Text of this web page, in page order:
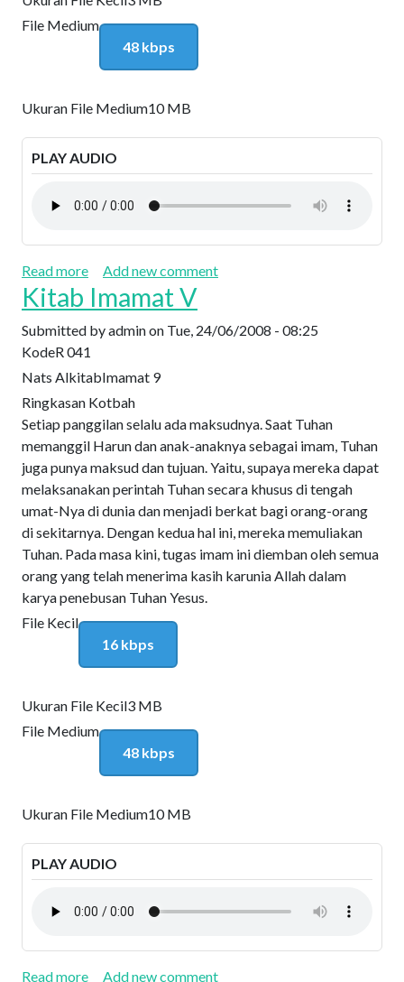
File Medium
48 kbps
Ukuran File Medium10 MB
PLAY AUDIO
Read moreabout Kitab Imamat VI: Kamu Harus Hidup Tidak
Add new comment
Kitab Imamat V
Submitted byadminon Tue, 24/06/2008 - 08:25
KodeR 041
Nats AlkitabImamat 9
Ringkasan Kotbah
Setiap panggilan selalu ada maksudnya. Saat Tuhan
memanggil Harun dan anak-anaknya sebagai imam, Tuhan
juga punya maksud dan tujuan. Yaitu, supaya mereka dapat
melaksanakan perintah Tuhan secara khusus di tengah
umat-Nya di dunia dan menjadi berkat bagi orang-orang
di sekitarnya. Dengan kedua hal ini, mereka memuliakan
Tuhan. Pada masa kini, tugas imam ini diemban oleh semua
orang yang telah menerima kasih karunia Allah dalam
karya penebusan Tuhan Yesus.
File Kecil
16 kbps
Ukuran File Kecil3 MB
File Medium
48 kbps
Ukuran File Medium10 MB
PLAY AUDIO
Read moreabout Kitab Imamat V
Add new comment